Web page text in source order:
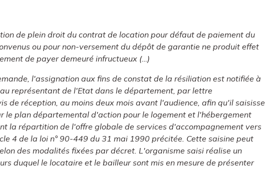
de plein droit du contrat de location pour défaut de paiement du
ou pour non-versement du dépôt de garantie ne produit effet
de payer demeuré infructueux (…)
l'assignation aux fins de constat de la résiliation est notifiée à
représentant de l'Etat dans le département, par lettre
de réception, au moins deux mois avant l'audience, afin qu'il saisisse
le plan départemental d'action pour le logement et l'hébergement
la répartition de l'offre globale de services d'accompagnement vers
4 de la loi n° 90-449 du 31 mai 1990 précitée. Cette saisine peut
des modalités fixées par décret. L'organisme saisi réalise un
duquel le locataire et le bailleur sont mis en mesure de présenter